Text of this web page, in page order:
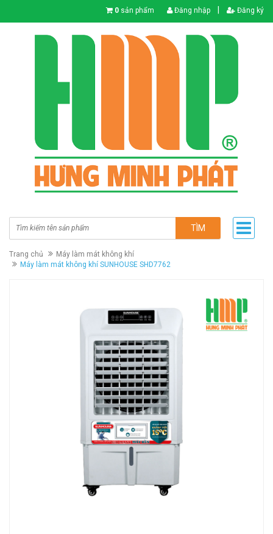
0 sản phẩm Đăng nhập Đăng ký
TÌM
Trang chủ
Máy làm mát không khí
Máy làm mát không khí SUNHOUSE SHD7762